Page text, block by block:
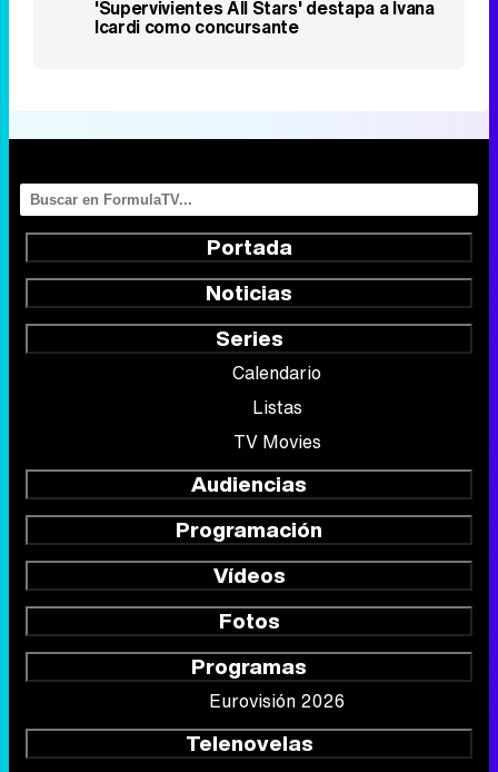
'Supervivientes All Stars' destapa a Ivana
Icardi como concursante
Portada
Noticias
Series
Calendario
Listas
TV Movies
Audiencias
Programación
Vídeos
Fotos
Programas
Eurovisión 2026
Telenovelas